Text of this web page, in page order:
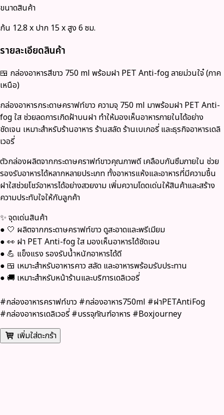
ขนาดสินค้า
ก้น 12.8 x ปาก 15 x สูง 6 ซม.
รายละเอียดสินค้า
🍱 กล่องอาหารสีขาว 750 ml พร้อมฝา PET Anti-fog ลายม่วนใจ๋ (ภาค
เหนือ)
กล่องอาหารกระดาษคราฟท์ขาว ความจุ 750 ml มาพร้อมฝา PET Anti-
fog ใส ช่วยลดการเกิดฝ้าบนฝา ทำให้มองเห็นอาหารภายในได้อย่าง
ชัดเจน เหมาะสำหรับร้านอาหาร ร้านสลัด ร้านเบเกอรี่ และธุรกิจอาหารเดลิ
เวอรี่
ตัวกล่องผลิตจากกระดาษคราฟท์ขาวคุณภาพดี เคลือบกันซึมภายใน ช่วย
รองรับอาหารได้หลากหลายประเภท ทั้งอาหารแห้งและอาหารที่มีความชื้น
ฝาใสช่วยโชว์อาหารได้อย่างสวยงาม เพิ่มความโดดเด่นให้สินค้าและสร้าง
ความประทับใจให้กับลูกค้า
✨ จุดเด่นสินค้า
● 🤍 ผลิตจากกระดาษคราฟท์ขาว ดูสะอาดและพรีเมียม
● 👀 ฝา PET Anti-fog ใส มองเห็นอาหารได้ชัดเจน
● 💪 แข็งแรง รองรับน้ำหนักอาหารได้ดี
● 🍱 เหมาะสำหรับอาหารคาว สลัด และอาหารพร้อมรับประทาน
● 🚚 เหมาะสำหรับหน้าร้านและบริการเดลิเวอรี่
#กล่องอาหารคราฟท์ขาว #กล่องอาหาร750ml #ฝาPETAntiFog
#กล่องอาหารเดลิเวอรี่ #บรรจุภัณฑ์อาหาร #Boxjourney
เพิ่มใส่ตะกร้า